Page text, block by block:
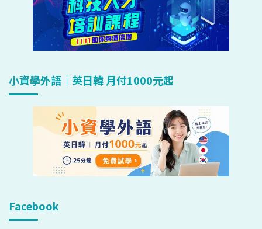
小資學外語｜英日韓 月付1000元起
Facebook